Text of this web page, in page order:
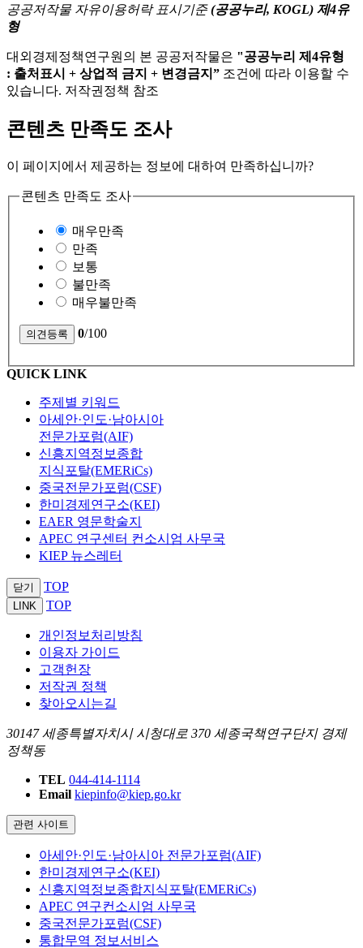
공공저작물 자유이용허락 표시기준 (공공누리, KOGL) 제4유
형
대외경제정책연구원의 본 공공저작물은 "공공누리 제4유형
: 출처표시 + 상업적 금지 + 변경금지” 조건에 따라 이용할 수
있습니다. 저작권정책 참조
콘텐츠 만족도 조사
이 페이지에서 제공하는 정보에 대하여 만족하십니까?
콘텐츠 만족도 조사
매우만족
만족
보통
불만족
매우불만족
0/100
QUICK LINK
주제별 키워드
아세안·인도·남아시아
전문가포럼(AIF)
신흥지역정보종합
지식포탈(EMERiCs)
중국전문가포럼(CSF)
한미경제연구소(KEI)
EAER 영문학술지
APEC 연구센터 컨소시엄 사무국
KIEP 뉴스레터
닫기 TOP
LINK TOP
개인정보처리방침
이용자 가이드
고객헌장
저작권 정책
찾아오시는길
30147 세종특별자치시 시청대로 370 세종국책연구단지 경제
정책동
TEL 044-414-1114
Email kiepinfo@kiep.go.kr
관련 사이트
아세안·인도·남아시아 전문가포럼(AIF)
한미경제연구소(KEI)
신흥지역정보종합지식포탈(EMERiCs)
APEC 연구컨소시엄 사무국
중국전문가포럼(CSF)
통합무역 정보서비스